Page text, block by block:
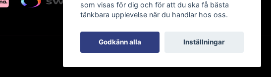
som visas för dig och för att du ska få bästa
tänkbara upplevelse när du handlar hos oss.
Godkänn alla Inställningar